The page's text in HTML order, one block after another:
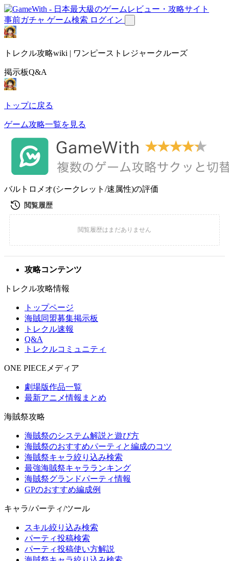
事前ガチャ ゲーム検索 ログイン
トレクル攻略wiki | ワンピーストレジャークルーズ
掲示板Q&A
トップに戻る
ゲーム攻略一覧を見る
バルトロメオ(シークレット/速属性)の評価
攻略コンテンツ
トレクル攻略情報
トップページ
海賊同盟募集掲示板
トレクル速報
Q&A
トレクルコミュニティ
ONE PIECEメディア
劇場版作品一覧
最新アニメ情報まとめ
海賊祭攻略
海賊祭のシステム解説と遊び方
海賊祭のおすすめパーティと編成のコツ
海賊祭キャラ絞り込み検索
最強海賊祭キャラランキング
海賊祭グランドパーティ情報
GPのおすすめ編成例
キャラ/パーティ/ツール
スキル絞り込み検索
パーティ投稿検索
パーティ投稿使い方解説